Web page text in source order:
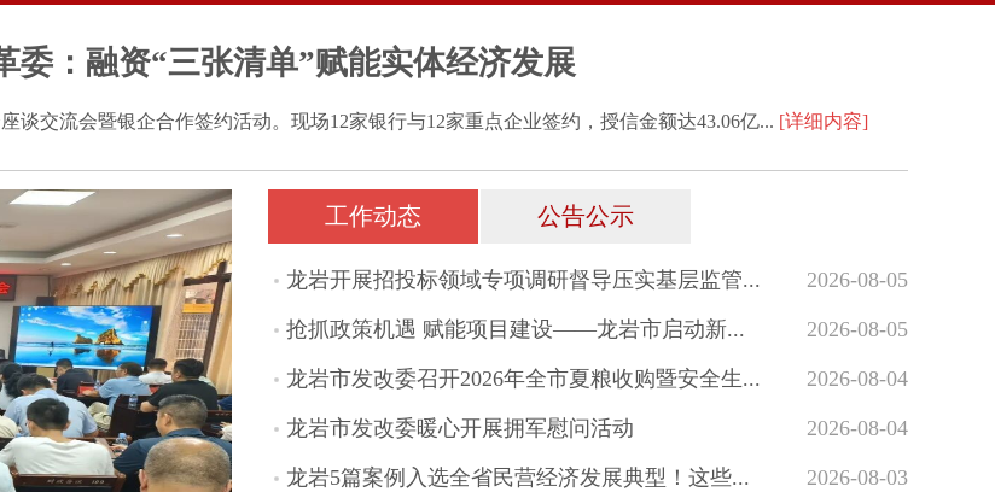
委：融资“三张清单”赋能实体经济发展
交流会暨银企合作签约活动。现场12家银行与12家重点企业签约，授信金额达43.06亿... [详细内容]
工作动态 公告公示
龙岩开展招投标领域专项调研督导压实基层监管... 2026-08-05
抢抓政策机遇 赋能项目建设——龙岩市启动新... 2026-08-05
龙岩市发改委召开2026年全市夏粮收购暨安全生... 2026-08-04
龙岩市发改委暖心开展拥军慰问活动 2026-08-04
龙岩5篇案例入选全省民营经济发展典型！这些... 2026-08-03